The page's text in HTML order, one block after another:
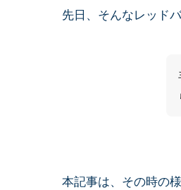
先日、そんなレッド
本記事は、その時の